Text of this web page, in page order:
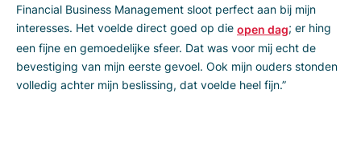
Financial Business Management sloot perfect aan bij mijn
interesses. Het voelde direct goed op die open dag; er hing
een fijne en gemoedelijke sfeer. Dat was voor mij echt de
bevestiging van mijn eerste gevoel. Ook mijn ouders stonden
volledig achter mijn beslissing, dat voelde heel fijn.”